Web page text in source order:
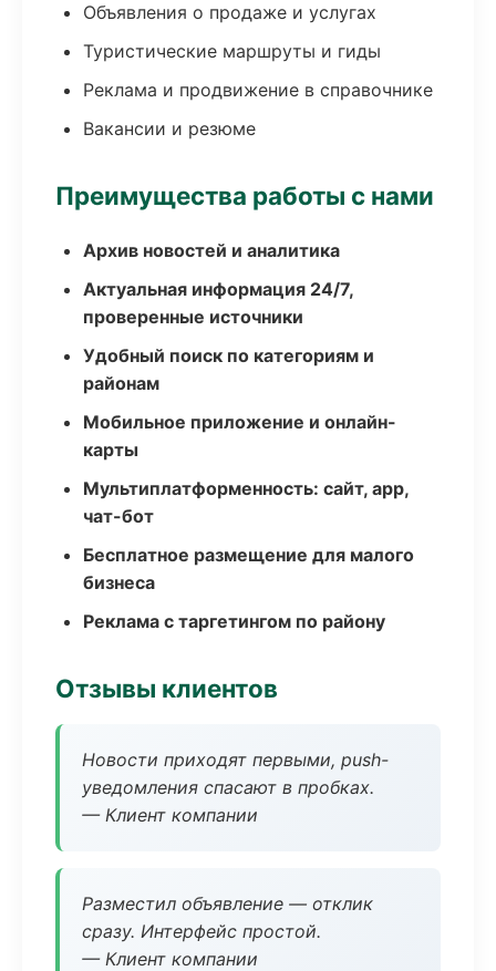
Объявления о продаже и услугах
Туристические маршруты и гиды
Реклама и продвижение в справочнике
Вакансии и резюме
Преимущества работы с нами
Архив новостей и аналитика
Актуальная информация 24/7,
проверенные источники
Удобный поиск по категориям и
районам
Мобильное приложение и онлайн-
карты
Мультиплатформенность: сайт, app,
чат-бот
Бесплатное размещение для малого
бизнеса
Реклама с таргетингом по району
Отзывы клиентов
Новости приходят первыми, push-
уведомления спасают в пробках.
— Клиент компании
Разместил объявление — отклик
сразу. Интерфейс простой.
— Клиент компании